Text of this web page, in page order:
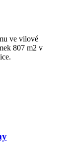
ve vilové
807 m2 v